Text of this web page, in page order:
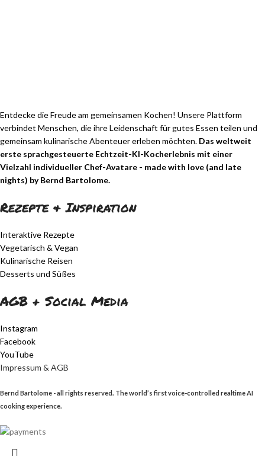
Entdecke die Freude am gemeinsamen Kochen! Unsere Plattform
verbindet Menschen, die ihre Leidenschaft für gutes Essen teilen und
gemeinsam kulinarische Abenteuer erleben möchten. Das weltweit
erste sprachgesteuerte Echtzeit-KI-Kocherlebnis mit einer
Vielzahl individueller Chef-Avatare - made with love (and late
nights) by Bernd Bartolome.
Rezepte & Inspiration
Interaktive Rezepte
Vegetarisch & Vegan
Kulinarische Reisen
Desserts und Süßes
AGB + Social Media
Instagram
Facebook
YouTube
Impressum & AGB
Bernd Bartolome - all rights reserved. The world’s first voice-controlled realtime AI
cooking experience.